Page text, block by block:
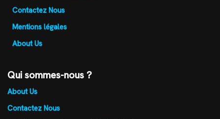
Contactez Nous
Mentions légales
About Us
Qui sommes-nous ?
About Us
Contactez Nous